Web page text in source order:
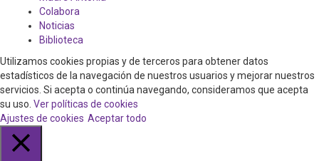
Colabora
Noticias
Biblioteca
Utilizamos cookies propias y de terceros para obtener datos
estadísticos de la navegación de nuestros usuarios y mejorar nuestros
servicios. Si acepta o continúa navegando, consideramos que acepta
su uso. Ver políticas de cookies
Ajustes de cookies Aceptar todo